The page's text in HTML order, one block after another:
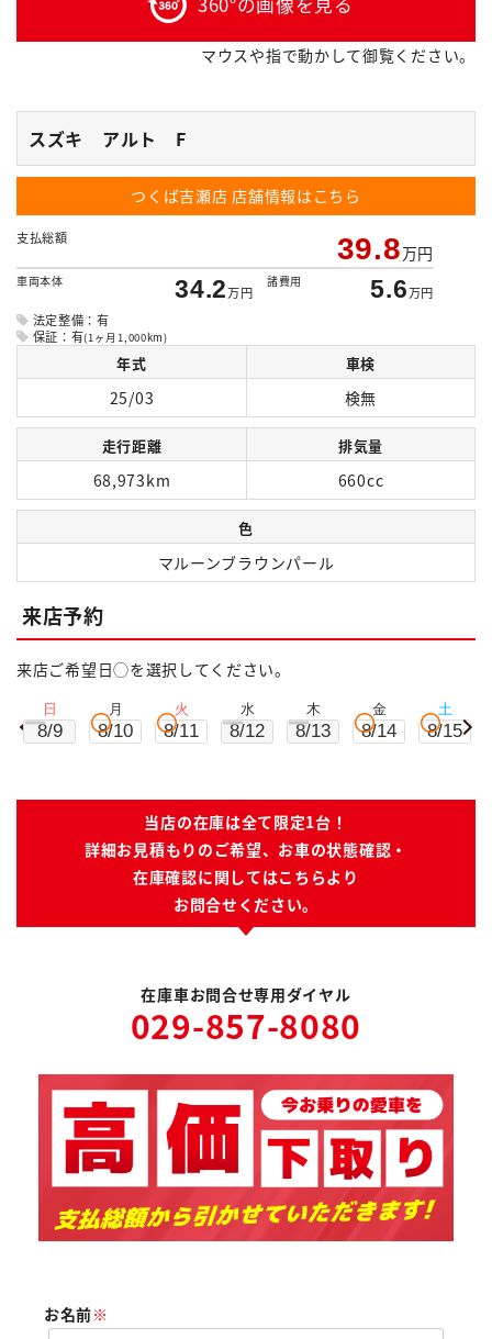
スズキ アルト F
マウスや指で動かして御覧ください。
つくば吉瀬店 店舗情報はこちら
支払総額 39.8万円
車両本体 34.2万円
諸費用 5.6万円
法定整備：有
保証：有(1ヶ月1,000km)
年式 車検
25/03 検無
走行距離 排気量
68,973km 660cc
色
マルーンブラウンパール
来店予約
来店ご希望日◯を選択してください。
日
8/9
月
8/10
火
8/11
水
8/12
木
8/13
金
8/14
土
8/15
当店の在庫は全て限定1台！
詳細お見積もりのご希望、お車の状態確認・
在庫確認に関してはこちらより
お問合せください。
在庫車お問合せ専用ダイヤル
029-857-8080
お名前※